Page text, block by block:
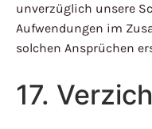
unverzüglich unsere
Aufwendungen im
solchen Ansprüchen
17.